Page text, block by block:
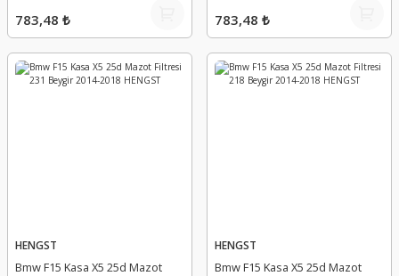
783,48 ₺ 783,48 ₺
HENGST
Bmw F15 Kasa X5 25d Mazot
HENGST
Bmw F15 Kasa X5 25d Mazot